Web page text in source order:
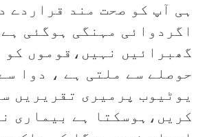
ہی آپ کو صحت مند قراردے
اگردوائی مہنگی ہوگئی ہے
گھبرائیں نہیں،قوموں کو
حوصلے سے ملتی ہے ، دوا
یوٹیوب پرمیری تقریریں
کریں،ہوسکتا ہے بیماری